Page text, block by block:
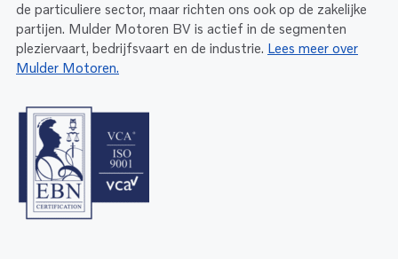
de particuliere sector, maar richten ons ook op de zakelijke
partijen. Mulder Motoren BV is actief in de segmenten
pleziervaart, bedrijfsvaart en de industrie. Lees meer over
Mulder Motoren.